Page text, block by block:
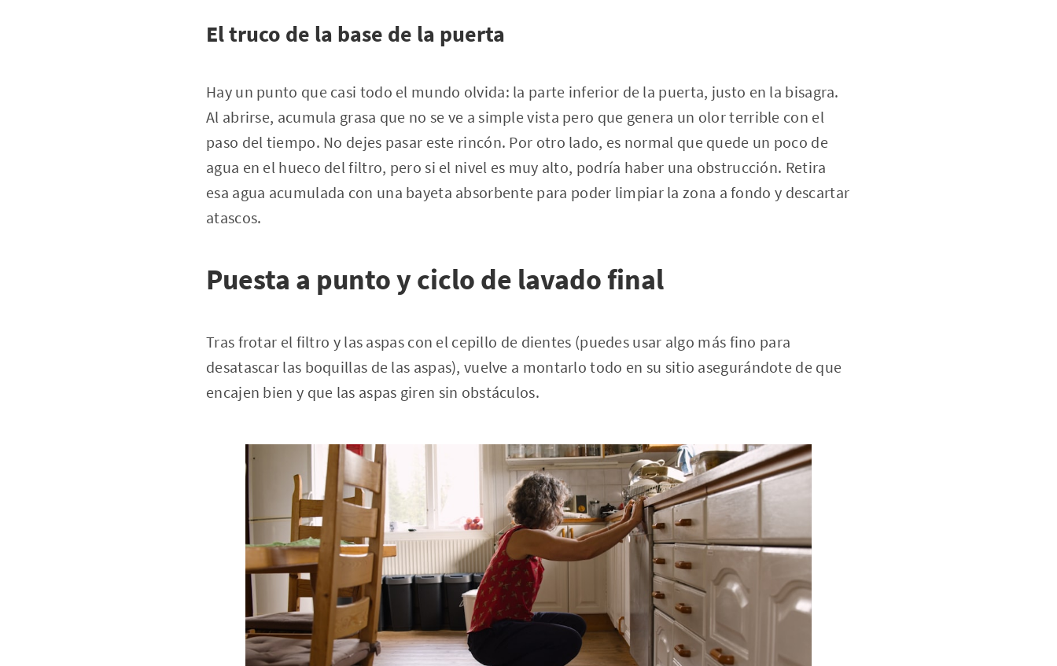
El truco de la base de la puerta
Hay un punto que casi todo el mundo olvida: la parte inferior de la puerta, justo en la bisagra.
Al abrirse, acumula grasa que no se ve a simple vista pero que genera un olor terrible con el
paso del tiempo. No dejes pasar este rincón. Por otro lado, es normal que quede un poco de
agua en el hueco del filtro, pero si el nivel es muy alto, podría haber una obstrucción. Retira
esa agua acumulada con una bayeta absorbente para poder limpiar la zona a fondo y descartar
atascos.
Puesta a punto y ciclo de lavado final
Tras frotar el filtro y las aspas con el cepillo de dientes (puedes usar algo más fino para
desatascar las boquillas de las aspas), vuelve a montarlo todo en su sitio asegurándote de que
encajen bien y que las aspas giren sin obstáculos.